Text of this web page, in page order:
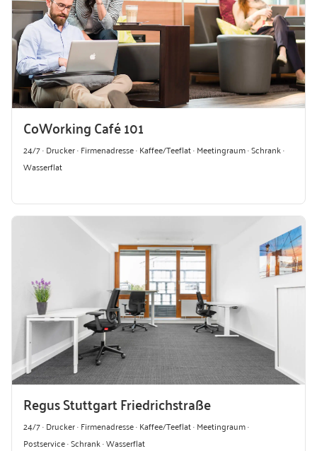
CoWorking Café 101
24/7 · Drucker · Firmenadresse · Kaffee/Teeflat · Meetingraum · Schrank ·
Wasserflat
Regus Stuttgart Friedrichstraße
24/7 · Drucker · Firmenadresse · Kaffee/Teeflat · Meetingraum ·
Postservice · Schrank · Wasserflat